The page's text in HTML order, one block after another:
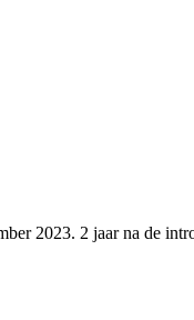
2023. 2 jaar na de